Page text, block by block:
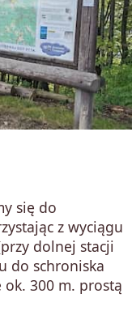
się do
z wyciągu
dolnej stacji
do schroniska
300 m. prostą